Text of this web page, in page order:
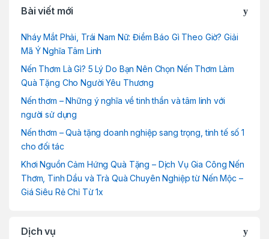
Bài viết mới
Nháy Mắt Phải, Trái Nam Nữ: Điềm Báo Gì Theo Giờ? Giải
Mã Ý Nghĩa Tâm Linh
Nến Thơm Là Gì? 5 Lý Do Bạn Nên Chọn Nến Thơm Làm
Quà Tặng Cho Người Yêu Thương
Nến thơm – Những ý nghĩa về tinh thần và tâm linh với
người sử dụng
Nến thơm – Quà tặng doanh nghiệp sang trọng, tinh tế số 1
cho đối tác
Khơi Nguồn Cảm Hứng Quà Tặng – Dịch Vụ Gia Công Nến
Thơm, Tinh Dầu và Trà Quà Chuyên Nghiệp từ Nến Mộc –
Giá Siêu Rẻ Chỉ Từ 1x
Dịch vụ